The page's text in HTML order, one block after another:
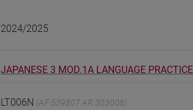
2024/2025
JAPANESE 3 MOD.1A LANGUAGE PRACTICE
LT006N (AF:539807 AR:303008)